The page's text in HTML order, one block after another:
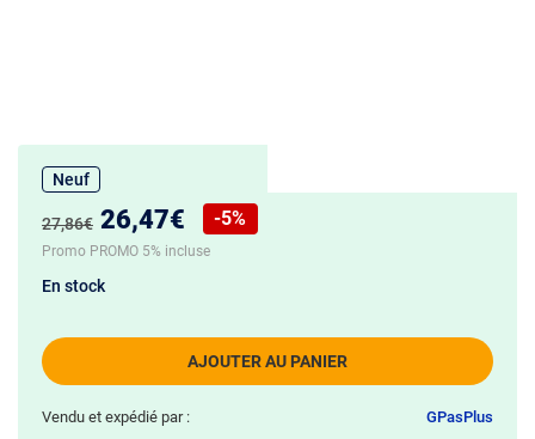
Neuf
Ancien prix :
27,86€ Nouveau prix :
26,47€
Réduction de :
-5%
Promo PROMO 5% incluse
AJOUTER AU PANIER
En stock
Vendu et expédié par : GPasPlus